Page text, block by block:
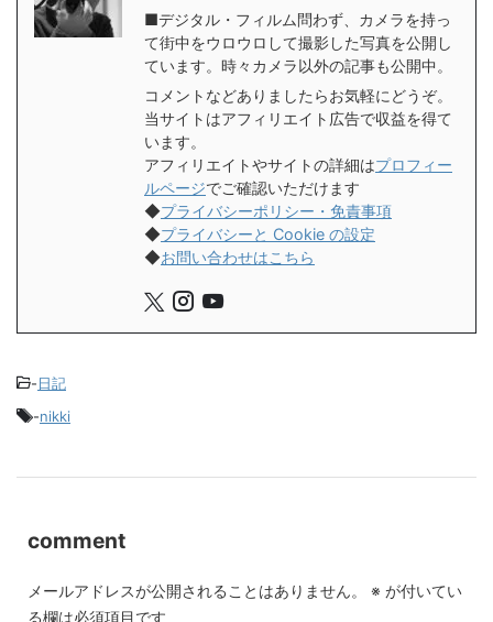
■デジタル・フィルム問わず、カメラを持っ
て街中をウロウロして撮影した写真を公開し
ています。時々カメラ以外の記事も公開中。
コメントなどありましたらお気軽にどうぞ。
当サイトはアフィリエイト広告で収益を得て
います。
アフィリエイトやサイトの詳細はプロフィー
ルページでご確認いただけます
◆プライバシーポリシー・免責事項
◆プライバシーと Cookie の設定
◆お問い合わせはこちら
-日記
-nikki
comment
メールアドレスが公開されることはありません。 ※ が付いてい
る欄は必須項目です